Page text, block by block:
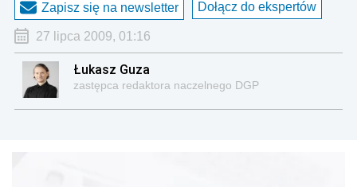
Zapisz się na newsletter Dołącz do ekspertów
27 lipca 2009, 01:16
Łukasz Guza
zastępca redaktora naczelnego DGP